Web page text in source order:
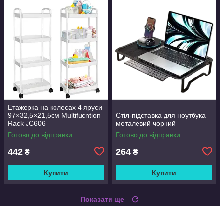
Етажерка на колесах 4 яруси
97×32,5×21,5см Multifucntion
Rack JC606
Готово до відправки
442 ₴
Купити
Стіл-підставка для ноутбука
металевий чорний
Готово до відправки
264 ₴
Купити
Показати ще